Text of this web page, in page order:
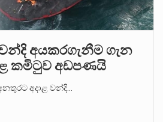
අයකරගැනීම ගැන
කමිටුව අඩපණයි
අදාළ වන්දි…